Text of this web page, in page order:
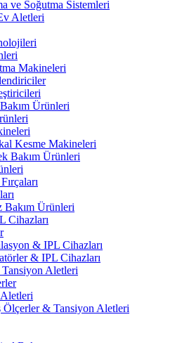
ve Soğutma Sistemleri
Aletleri
Makineleri
Ürünleri
Kesme Makineleri
Bakım Ürünleri
Bakım Ürünleri
Cihazları
& IPL Cihazları
& IPL Cihazları
Aletleri
Ölçerler & Tansiyon Aletleri